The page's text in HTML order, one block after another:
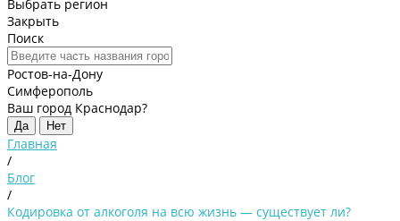
Выбрать регион
Закрыть
Поиск
Ростов-на-Дону
Симферополь
Ваш город Краснодар?
Да Нет
Главная
/
Блог
/
Кодировка от алкоголя на всю жизнь — существует ли?